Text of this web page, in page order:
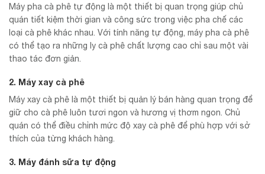
Máy pha cà phê tự động là một thiết bị quan trọng giúp chủ
quán tiết kiệm thời gian và công sức trong việc pha chế các
loại cà phê khác nhau. Với tính năng tự động, máy pha cà phê
có thể tạo ra những ly cà phê chất lượng cao chỉ sau một vài
thao tác đơn giản.
2. Máy xay cà phê
Máy xay cà phê là một thiết bị quản lý bán hàng quan trọng để
giữ cho cà phê luôn tươi ngon và hương vị thơm ngon. Chủ
quán có thể điều chỉnh mức độ xay cà phê để phù hợp với sở
thích của từng khách hàng.
3. Máy đánh sữa tự động